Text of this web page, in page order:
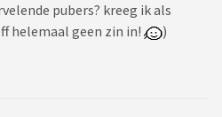
pubers? kreeg ik als
helemaal geen zin in!
)